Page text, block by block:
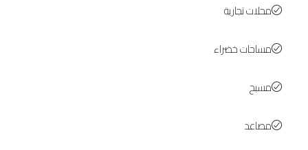
محلات تجارية
مساحات خضراء
مسبح
مصاعد